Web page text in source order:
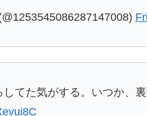
てた気がする。いつか、